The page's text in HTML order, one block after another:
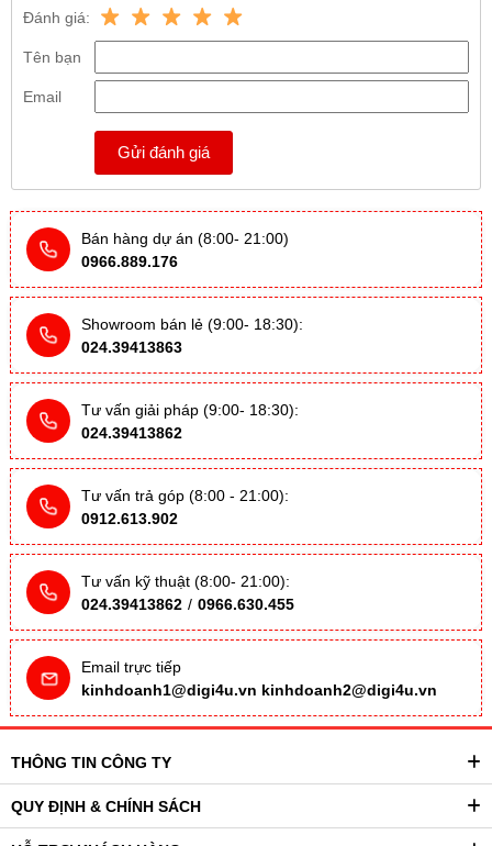
Đánh giá:
Tên bạn
Email
Gửi đánh giá
Bán hàng dự án (8:00- 21:00)
0966.889.176
Showroom bán lẻ (9:00- 18:30):
024.39413863
Tư vấn giải pháp (9:00- 18:30):
024.39413862
Tư vấn trả góp (8:00 - 21:00):
0912.613.902
Tư vấn kỹ thuật (8:00- 21:00):
024.39413862 / 0966.630.455
Email trực tiếp
kinhdoanh1@digi4u.vn kinhdoanh2@digi4u.vn
THÔNG TIN CÔNG TY
QUY ĐỊNH & CHÍNH SÁCH